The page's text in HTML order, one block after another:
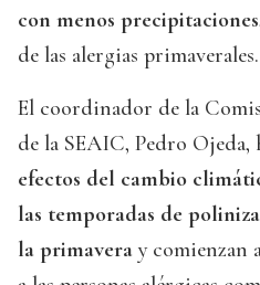
con menos precipitaciones
de las alergias primaverales.
El coordinador de la
de la SEAIC, Pedro Ojeda,
efectos del cambio
las temporadas de
la primavera y comienzan